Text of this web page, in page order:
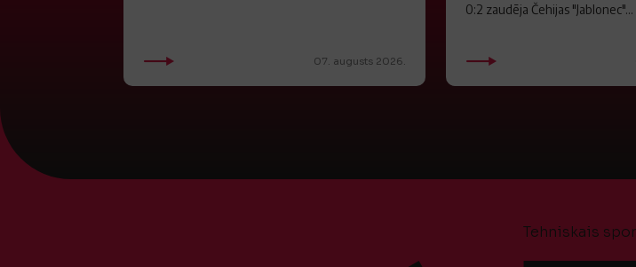
07. augusts 2026.
0:2 zaudēja Čehijas "Jablonec"...
Tehniskais